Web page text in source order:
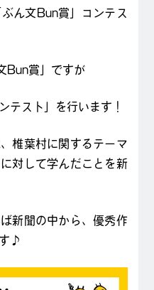
ん文Bun賞」コンテス
Bun賞」ですが
テスト」を行います！
椎葉村に関するテーマ
対して学んだことを新
新聞の中から、優秀作
♪